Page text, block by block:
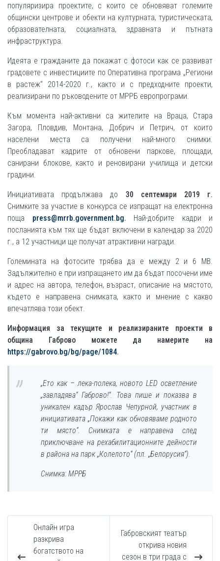
популяризира проектите, с които се обновяват големите
общински центрове и обекти на културната, туристическата,
образователната, социалната, здравната и пътната
инфраструктура.
Идеята е гражданите да покажат с фотоси как се развиват
градовете с инвестициите по Оперативна програма „Региони
в растеж“ 2014-2020 г., както и с предходните проекти,
реализирани по ръководените от МРРБ европрограми.
Към момента най-активни са жителите на Враца, Стара
Загора, Пловдив, Монтана, Добрич и Петрич, от които
населени места са получени най-много снимки.
Преобладават кадрите от обновени паркове, площади,
санирани блокове, както и реновирани училища и детски
градини.
Инициативата продължава до 30 септември 2019 г.
Снимките за участие в конкурса се изпращат на електронна
поща press@mrrb.government.bg. Най-добрите кадри и
посланията към тях ще бъдат включени в календар за 2020
г., а 12 участници ще получат атрактивни награди.
Големината на фотосите трябва да е между 2 и 6 MB.
Задължително е при изпращането им да бъдат посочени име
и адрес на автора, телефон, възраст, описание на мястото,
където е направена снимката, както и мнение с какво
впечатлява този обект.
Информация за текущите и реализираните проекти в
община Габрово можете да намерите на
https://gabrovo.bg/bg/page/1084.
„Ето как – лека-полека, новото LED осветление
„завладява“ Габрово!“. Това пише и показва в
уникален кадър Ярослав Чепурной, участник в
инициативата „Покажи как обновяваме родното
ти място“. Снимката е направена след
приключване на рехабилитационните дейности
в района на парк „Колелото“ (пл. „Белорусия“).
Снимка: МРРБ
Онлайн игра
разкрива
богатството на
Габровският театър
открива новия
сезон в три града с